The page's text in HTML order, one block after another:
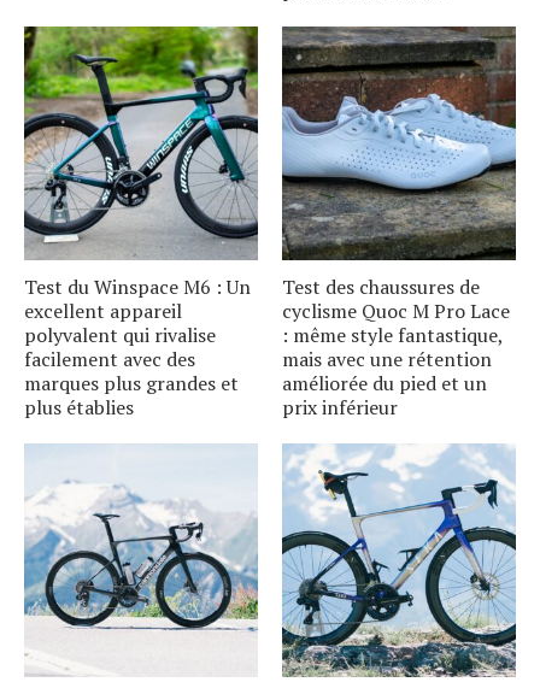
Test du Winspace M6 : Un
excellent appareil
polyvalent qui rivalise
facilement avec des
marques plus grandes et
plus établies
Test des chaussures de
cyclisme Quoc M Pro Lace
: même style fantastique,
mais avec une rétention
améliorée du pied et un
prix inférieur